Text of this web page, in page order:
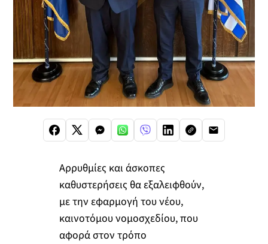
Αρρυθμίες και άσκοπες
καθυστερήσεις θα εξαλειφθούν,
με την εφαρμογή του νέου,
καινοτόμου νομοσχεδίου, που
αφορά στον τρόπο